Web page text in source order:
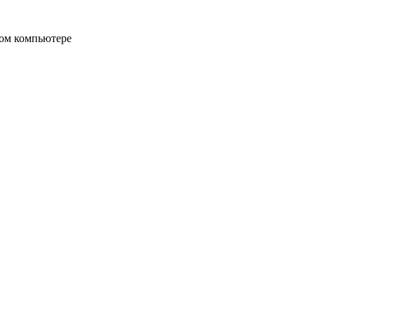
компьютере